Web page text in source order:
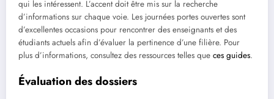
qui les intéressent. L’accent doit être mis sur la recherche
d’informations sur chaque voie. Les journées portes ouvertes sont
d’excellentes occasions pour rencontrer des enseignants et des
étudiants actuels afin d’évaluer la pertinence d’une filière. Pour
plus d’informations, consultez des ressources telles que ces guides.
Évaluation des dossiers